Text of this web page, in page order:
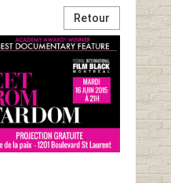
Retour